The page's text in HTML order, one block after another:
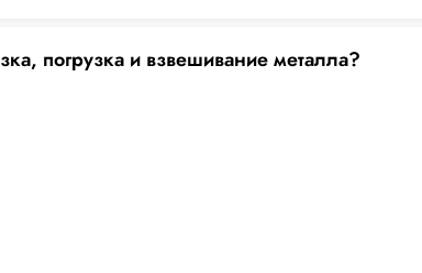
погрузка и взвешивание металла?